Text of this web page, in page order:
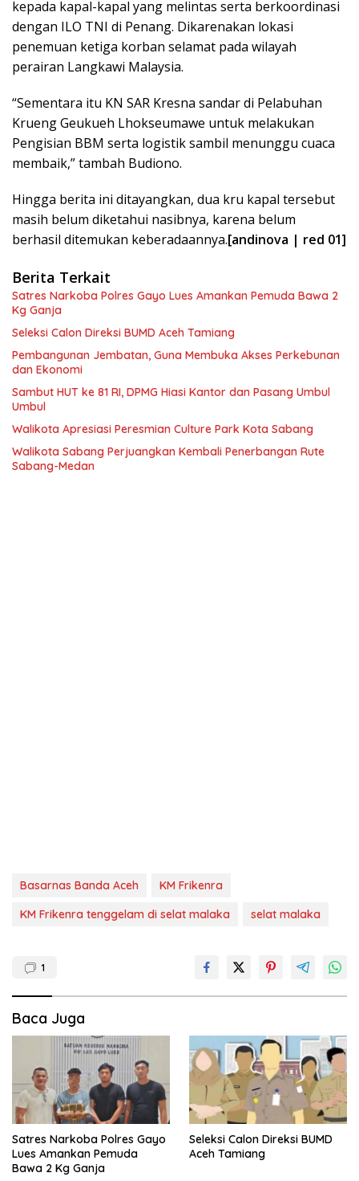
kepada kapal-kapal yang melintas serta berkoordinasi
dengan ILO TNI di Penang. Dikarenakan lokasi
penemuan ketiga korban selamat pada wilayah
perairan Langkawi Malaysia.
“Sementara itu KN SAR Kresna sandar di Pelabuhan
Krueng Geukueh Lhokseumawe untuk melakukan
Pengisian BBM serta logistik sambil menunggu cuaca
membaik,” tambah Budiono.
Hingga berita ini ditayangkan, dua kru kapal tersebut
masih belum diketahui nasibnya, karena belum
berhasil ditemukan keberadaannya.[andinova | red 01]
Berita Terkait
Satres Narkoba Polres Gayo Lues Amankan Pemuda Bawa 2
Kg Ganja
Seleksi Calon Direksi BUMD Aceh Tamiang
Pembangunan Jembatan, Guna Membuka Akses Perkebunan
dan Ekonomi
Sambut HUT ke 81 RI, DPMG Hiasi Kantor dan Pasang Umbul
Umbul
Walikota Apresiasi Peresmian Culture Park Kota Sabang
Walikota Sabang Perjuangkan Kembali Penerbangan Rute
Sabang-Medan
Basarnas Banda Aceh
KM Frikenra
KM Frikenra tenggelam di selat malaka
selat malaka
1
Baca Juga
Satres Narkoba Polres Gayo
Lues Amankan Pemuda
Bawa 2 Kg Ganja
Seleksi Calon Direksi BUMD
Aceh Tamiang